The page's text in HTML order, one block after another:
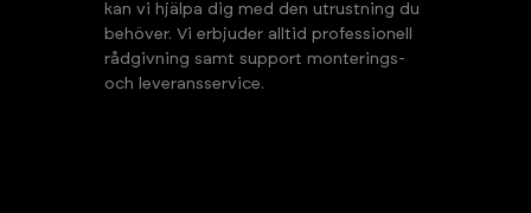
kan vi hjälpa dig med den utrustning du
behöver. Vi erbjuder alltid professionell
rådgivning samt support monterings-
och leveransservice.